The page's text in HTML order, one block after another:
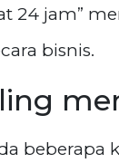
24 jam”
bisnis.
beberapa